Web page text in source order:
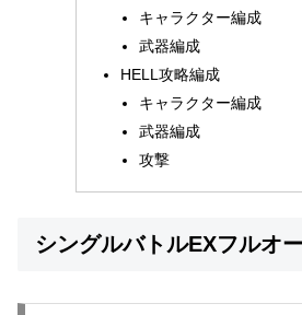
キャラクター編成
武器編成
HELL攻略編成
キャラクター編成
武器編成
攻撃
シングルバトルEXフルオ